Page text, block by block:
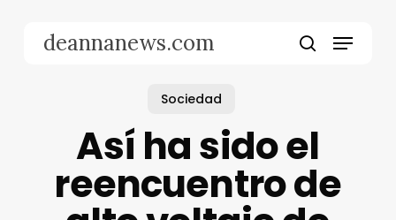
deannanews.com Menu
Sociedad
Así ha sido el
reencuentro de